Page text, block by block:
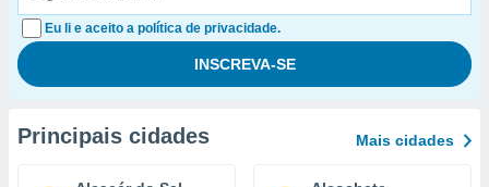
Eu li e aceito a política de privacidade.
Principais cidades Mais cidades